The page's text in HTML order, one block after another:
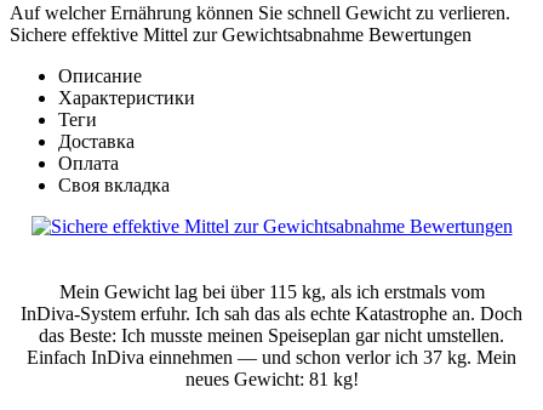
Auf welcher Ernährung können Sie schnell Gewicht zu verlieren.
Sichere effektive Mittel zur Gewichtsabnahme Bewertungen
Описание
Характеристики
Теги
Доставка
Оплата
Своя вкладка
Mein Gewicht lag bei über 115 kg, als ich erstmals vom
InDiva‑System erfuhr. Ich sah das als echte Katastrophe an. Doch
das Beste: Ich musste meinen Speiseplan gar nicht umstellen.
Einfach InDiva einnehmen — und schon verlor ich 37 kg. Mein
neues Gewicht: 81 kg!